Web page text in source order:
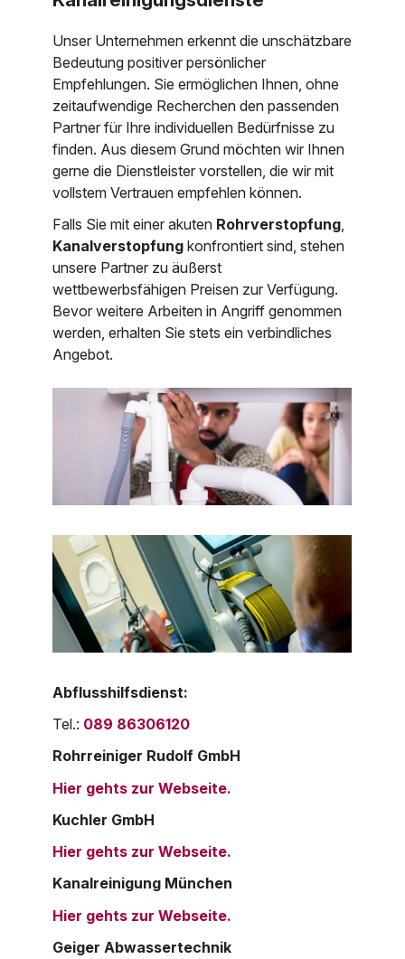
Unser Unternehmen erkennt die unschätzbare
Bedeutung positiver persönlicher
Empfehlungen. Sie ermöglichen Ihnen, ohne
zeitaufwendige Recherchen den passenden
Partner für Ihre individuellen Bedürfnisse zu
finden. Aus diesem Grund möchten wir Ihnen
gerne die Dienstleister vorstellen, die wir mit
vollstem Vertrauen empfehlen können.
Falls Sie mit einer akuten Rohrverstopfung
Kanalverstopfungkonfrontiert sind, stehen
unsere Partner zu äußerst
wettbewerbsfähigen Preisen zur Verfügung.
Bevor weitere Arbeiten in Angriff genommen
werden, erhalten Sie stets ein verbindliches
Angebot.
Abflusshilfsdienst:
Tel.: 089 86306120
Rohrreiniger Rudolf GmbH
Hier gehts zur Webseite.
Kuchler GmbH
Hier gehts zur Webseite.
Kanalreinigung München
Hier gehts zur Webseite.
Geiger Abwassertechnik